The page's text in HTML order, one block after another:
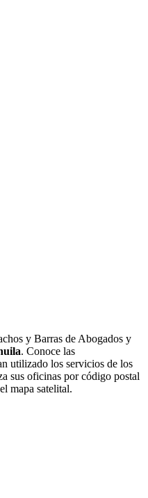
y Barras de Abogados y
. Conoce las
utilizado los servicios de los
sus oficinas por código postal
mapa satelital.